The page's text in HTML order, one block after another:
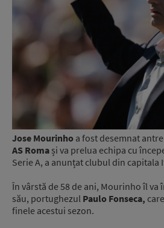
Jose Mourinho a fost desemnat
AS Roma și va prelua echipa cu
Serie A, a anunțat clubul din capitala
În vârstă de 58 de ani, Mourinho îl
său, portughezul Paulo Fonseca,
finele acestui sezon.